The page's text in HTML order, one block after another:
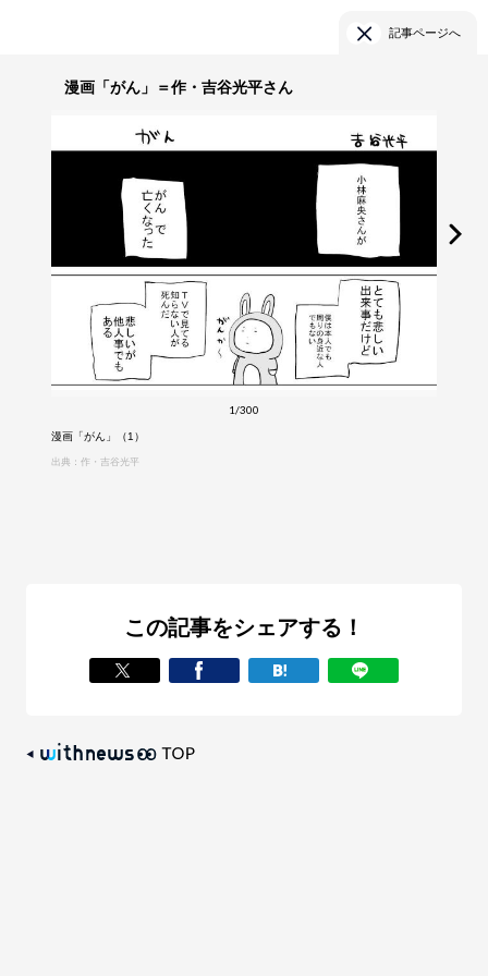
記事ページへ
漫画「がん」＝作・吉谷光平さん
1/300
漫画「がん」（1）
出典：作・吉谷光平
この記事をシェアする！